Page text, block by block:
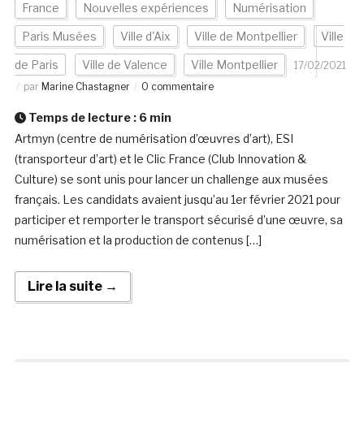
France Nouvelles expériences Numérisation
Paris Musées Ville d'Aix Ville de Montpellier Ville
de Paris Ville de Valence Ville Montpellier
17/02/2021
par Marine Chastagner 0 commentaire
Temps de lecture : 6 min
Artmyn (centre de numérisation d’œuvres d’art), ESI
(transporteur d’art) et le Clic France (Club Innovation &
Culture) se sont unis pour lancer un challenge aux musées
français. Les candidats avaient jusqu’au 1er février 2021 pour
participer et remporter le transport sécurisé d’une œuvre, sa
numérisation et la production de contenus […]
Lire la suite →